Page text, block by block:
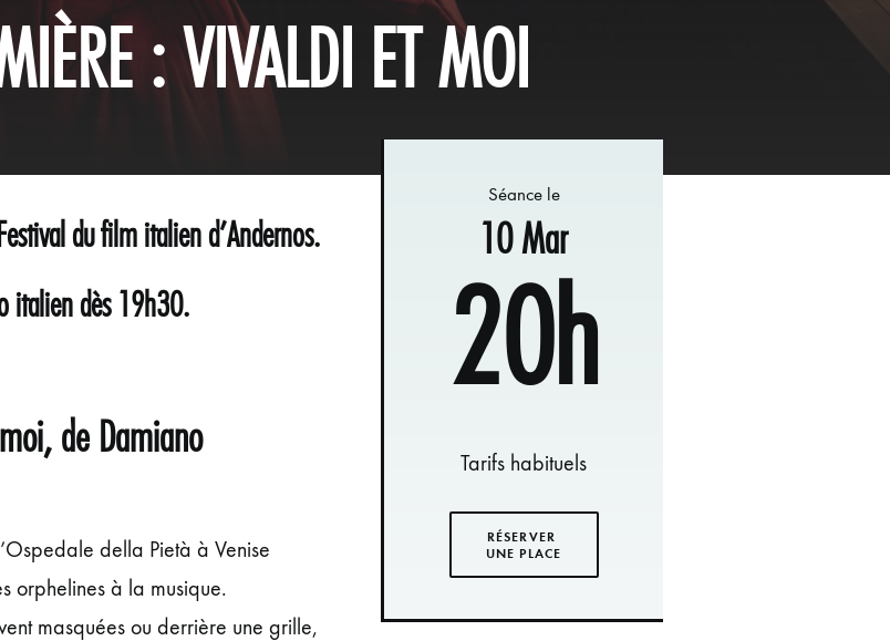
: VIVALDI ET MOI
du film italien d’Andernos.
italien dès 19h30.
de Damiano
della Pietà à Venise
orphelines à la musique.
masquées ou derrière une grille,
Séance le
10 Mar
20h
Tarifs habituels
RÉSERVER
UNE PLACE